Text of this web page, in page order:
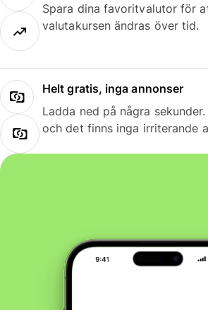
Spara dina favoritvalutor för
valutakursen ändras över tid.
Helt gratis, inga annonser
Ladda ned på några
och det finns inga irriterande